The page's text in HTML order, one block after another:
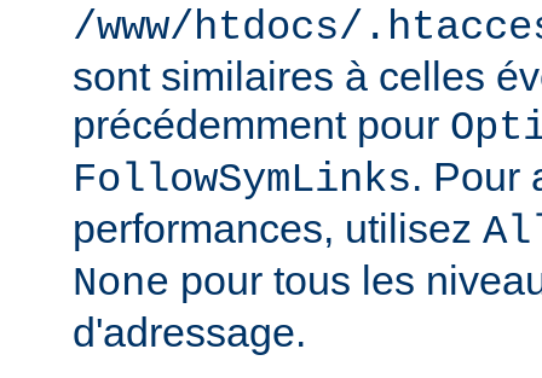
/www/htdocs/
sont similaires à celles
précédemment pour
FollowSymLinks. Pour
performances, utilisez
None pour tous les
d'adressage.